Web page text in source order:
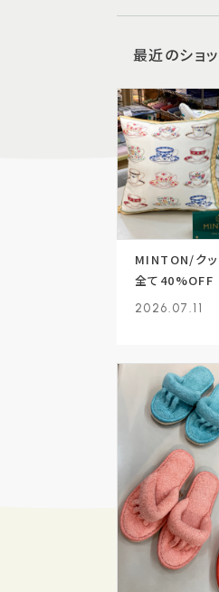
最近のショ
MINTON/クッ
全て40%OFF
2026.07.11